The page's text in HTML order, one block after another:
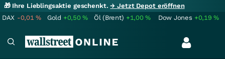
🎁 Ihre Lieblingsaktie geschenkt.→ Jetzt Depot eröffnen
DAX -0,01% Gold +0,50% Öl (Brent) +1,00% Dow Jones +0,19%